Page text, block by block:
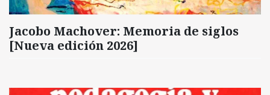
Jacobo Machover: Memoria de siglos
[Nueva edición 2026]